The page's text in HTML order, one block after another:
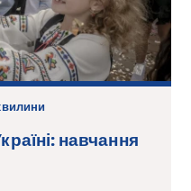
навчання